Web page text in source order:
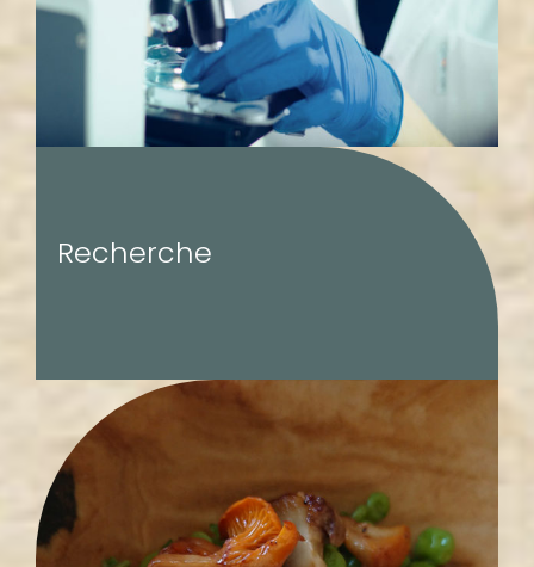
Recherche